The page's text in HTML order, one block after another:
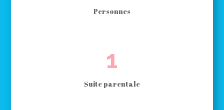
Personnes
1
Suite parentale